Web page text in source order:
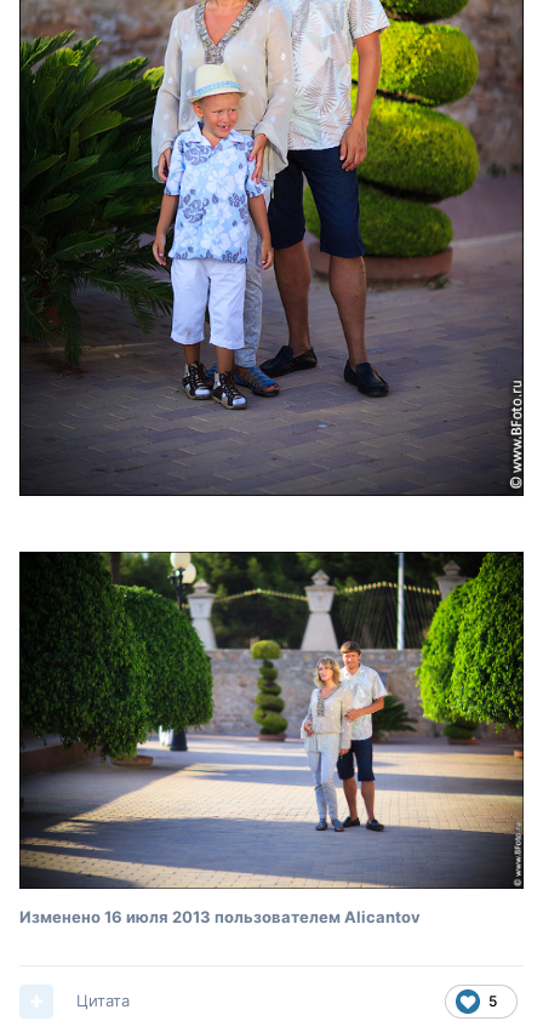
Изменено16 июля 2013 пользователем Alicantov
5
Цитата